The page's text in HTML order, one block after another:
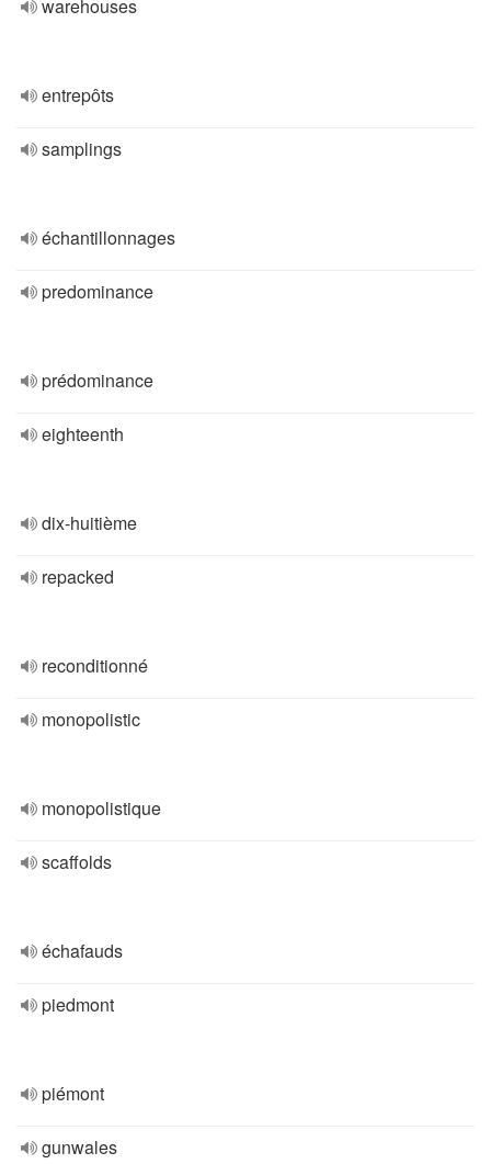
warehouses
entrepôts
samplings
échantillonnages
predominance
prédominance
eighteenth
dix-huitième
repacked
reconditionné
monopolistic
monopolistique
scaffolds
échafauds
piedmont
piémont
gunwales